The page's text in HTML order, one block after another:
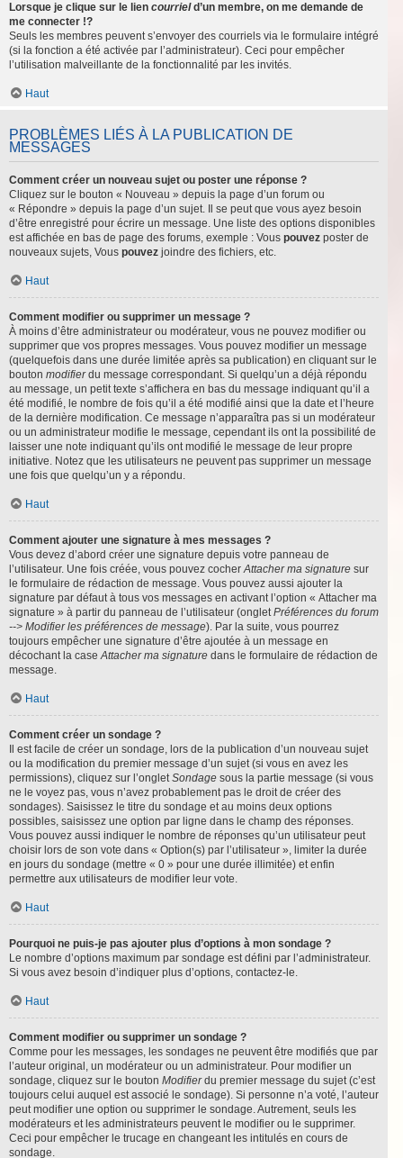
Lorsque je clique sur le lien courrield’un membre, on me demande de
me connecter !?
Seuls les membres peuvent s’envoyer des courriels via le formulaire intégré
(si la fonction a été activée par l’administrateur). Ceci pour empêcher
l’utilisation malveillante de la fonctionnalité par les invités.
Haut
PROBLÈMES LIÉS À LA PUBLICATION DE
MESSAGES
Comment créer un nouveau sujet ou poster une réponse ?
Cliquez sur le bouton « Nouveau » depuis la page d’un forum ou
« Répondre » depuis la page d’un sujet. Il se peut que vous ayez besoin
d’être enregistré pour écrire un message. Une liste des options disponibles
est affichée en bas de page des forums, exemple : Vous pouvez poster de
nouveaux sujets, Vous pouvez joindre des fichiers, etc.
Haut
Comment modifier ou supprimer un message ?
À moins d’être administrateur ou modérateur, vous ne pouvez modifier ou
supprimer que vos propres messages. Vous pouvez modifier un message
(quelquefois dans une durée limitée après sa publication) en cliquant sur le
bouton modifierdu message correspondant. Si quelqu’un a déjà répondu
au message, un petit texte s’affichera en bas du message indiquant qu’il a
été modifié, le nombre de fois qu’il a été modifié ainsi que la date et l’heure
de la dernière modification. Ce message n’apparaîtra pas si un modérateur
ou un administrateur modifie le message, cependant ils ont la possibilité de
laisser une note indiquant qu’ils ont modifié le message de leur propre
initiative. Notez que les utilisateurs ne peuvent pas supprimer un message
une fois que quelqu’un y a répondu.
Haut
Comment ajouter une signature à mes messages ?
Vous devez d’abord créer une signature depuis votre panneau de
l’utilisateur. Une fois créée, vous pouvez cocherAttacher ma signature sur
le formulaire de rédaction de message. Vous pouvez aussi ajouter la
signature par défaut à tous vos messages en activant l’option « Attacher ma
signature » à partir du panneau de l’utilisateur (ongletPréférences du forum
--> Modifier les préférences de message). Par la suite, vous pourrez
toujours empêcher une signature d’être ajoutée à un message en
décochant la caseAttacher ma signature dans le formulaire de rédaction de
message.
Haut
Comment créer un sondage ?
Il est facile de créer un sondage, lors de la publication d’un nouveau sujet
ou la modification du premier message d’un sujet (si vous en avez les
permissions), cliquez sur l’ongletSondage sous la partie message (si vous
ne le voyez pas, vous n’avez probablement pas le droit de créer des
sondages). Saisissez le titre du sondage et au moins deux options
possibles, saisissez une option par ligne dans le champ des réponses.
Vous pouvez aussi indiquer le nombre de réponses qu’un utilisateur peut
choisir lors de son vote dans « Option(s) par l’utilisateur », limiter la durée
en jours du sondage (mettre « 0 » pour une durée illimitée) et enfin
permettre aux utilisateurs de modifier leur vote.
Haut
Pourquoi ne puis-je pas ajouter plus d’options à mon sondage ?
Le nombre d’options maximum par sondage est défini par l’administrateur.
Si vous avez besoin d’indiquer plus d’options, contactez-le.
Haut
Comment modifier ou supprimer un sondage ?
Comme pour les messages, les sondages ne peuvent être modifiés que par
l’auteur original, un modérateur ou un administrateur. Pour modifier un
sondage, cliquez sur le bouton Modifierdu premier message du sujet (c’est
toujours celui auquel est associé le sondage). Si personne n’a voté, l’auteur
peut modifier une option ou supprimer le sondage. Autrement, seuls les
modérateurs et les administrateurs peuvent le modifier ou le supprimer.
Ceci pour empêcher le trucage en changeant les intitulés en cours de
sondage.